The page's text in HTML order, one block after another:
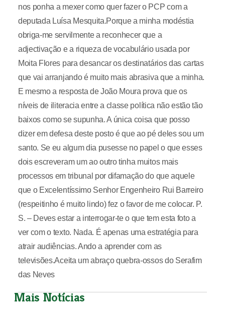
nos ponha a mexer como quer fazer o PCP com a
deputada Luísa Mesquita.Porque a minha modéstia
obriga-me servilmente a reconhecer que a
adjectivação e a riqueza de vocabulário usada por
Moita Flores para desancar os destinatários das cartas
que vai arranjando é muito mais abrasiva que a minha.
E mesmo a resposta de João Moura prova que os
níveis de iliteracia entre a classe política não estão tão
baixos como se supunha. A única coisa que posso
dizer em defesa deste posto é que ao pé deles sou um
santo. Se eu algum dia pusesse no papel o que esses
dois escreveram um ao outro tinha muitos mais
processos em tribunal por difamação do que aquele
que o Excelentíssimo Senhor Engenheiro Rui Barreiro
(respeitinho é muito lindo) fez o favor de me colocar. P.
S. – Deves estar a interrogar-te o que tem esta foto a
ver com o texto. Nada. É apenas uma estratégia para
atrair audiências. Ando a aprender com as
televisões.Aceita um abraço quebra-ossos do Serafim
das Neves
Mais Notícias